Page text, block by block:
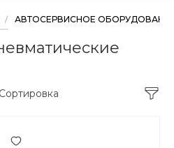
/ АВТОСЕРВИСНОЕ
Сортировка